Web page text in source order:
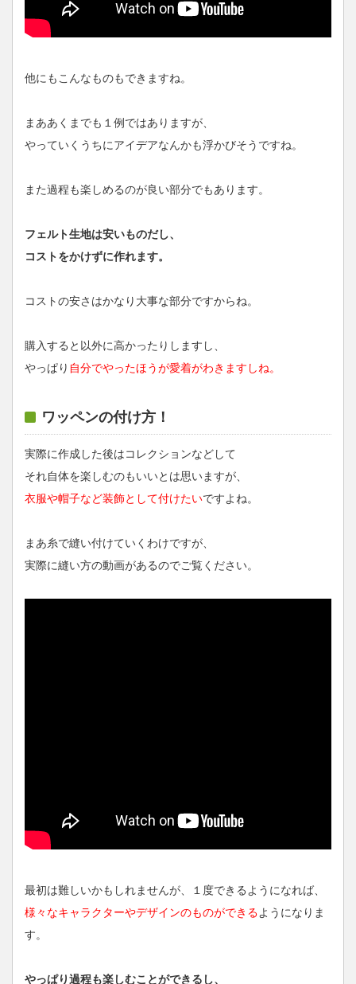
他にもこんなものもできますね。
まああくまでも１例ではありますが、
やっていくうちにアイデアなんかも浮かびそうですね。
また過程も楽しめるのが良い部分でもあります。
フェルト生地は安いものだし、
コストをかけずに作れます。
コストの安さはかなり大事な部分ですからね。
購入すると以外に高かったりしますし、
やっぱり 自分でやったほうが愛着がわきますしね。
ワッペンの付け方！
実際に作成した後はコレクションなどして
それ自体を楽しむのもいいとは思いますが、
衣服や帽子など装飾として付けたいですよね。
まあ糸で縫い付けていくわけですが、
実際に縫い方の動画があるのでご覧ください。
最初は難しいかもしれませんが、１度できるようになれば、
様々なキャラクターやデザインのものができるようになりま
す。
やっぱり過程も楽しむことができるし、